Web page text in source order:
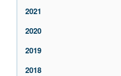
2021
2020
2019
2018